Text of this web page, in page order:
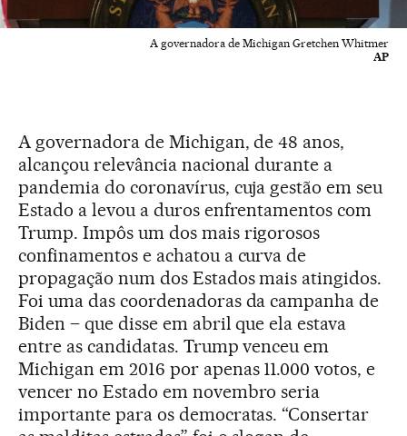
A governadora de Michigan Gretchen Whitmer
AP
A governadora de Michigan, de 48 anos,
alcançou relevância nacional durante a
pandemia do coronavírus, cuja gestão em seu
Estado a levou a duros enfrentamentos com
Trump. Impôs um dos mais rigorosos
confinamentos e achatou a curva de
propagação num dos Estados mais atingidos.
Foi uma das coordenadoras da campanha de
Biden – que disse em abril que ela estava
entre as candidatas. Trump venceu em
Michigan em 2016 por apenas 11.000 votos, e
vencer no Estado em novembro seria
importante para os democratas. “Consertar